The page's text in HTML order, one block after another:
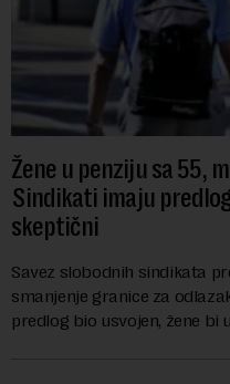
Žene u penziju sa 55,
Sindikati imaju
skeptični
Savez slobodnih sindikata
smanjenje granice za
predlog bio usvojen, žene bi